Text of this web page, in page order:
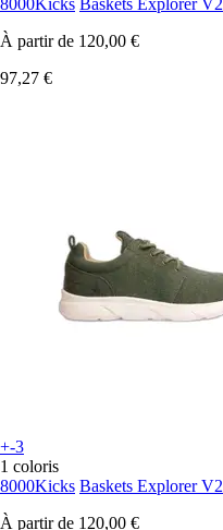
8000Kicks Baskets Explorer V2
À partir de 120,00 €
97,27 €
+-3
1 coloris
8000Kicks Baskets Explorer V2
À partir de 120,00 €